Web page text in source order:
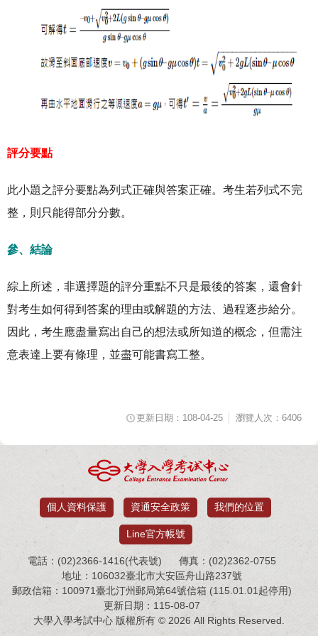
評分要點
此小題之評分要點為列式正確與答案正確。考生若列式不完
整，則只能得部分分數。
參、結論
綜上所述，非選擇題的評分重點不只是最後的答案，還會針
對考生如何得到答案的理由或解題的方法、過程逐步給分。
因此，考生應盡量寫出自己的想法或所知道的概念，但需注
意表達上要有條理，並盡可能書寫工整。
更新日期：108-04-25 瀏覽人次：6406
個人資料保護 資通安全政策 我們的位置
Line官方帳號
電話：(02)2366-1416(代表號)
傳真：(02)2362-0755
地址：106032臺北市大安區舟山路237號
郵政信箱：100971臺北汀州郵局第64號信箱 (115.01.01起停用)
更新日期：115-08-07
大學入學考試中心 版權所有 © 2026 All Rights Reserved.